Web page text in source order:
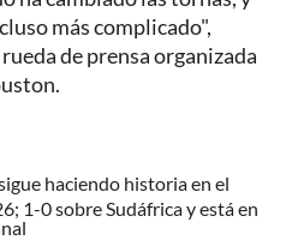
más complicado",
de prensa organizada
haciendo historia en el
1-0 sobre Sudáfrica y está en